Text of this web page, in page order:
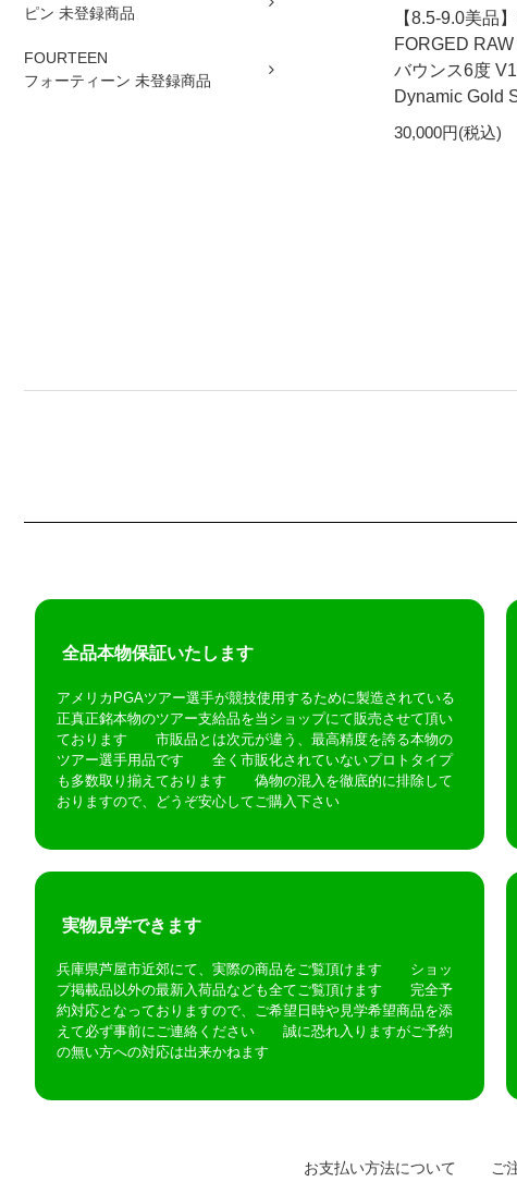
ピン 未登録商品
FOURTEEN
フォーティーン 未登録商品
【8.5-9.0美品
FORGED
バウンス6度
Dynamic Gold
30,000円(税込)
全品本物保証いたします
アメリカPGAツアー選手が競技使用するために製造されている
正真正銘本物のツアー支給品を当ショップにて販売させて頂い
ております 市販品とは次元が違う、最高精度を誇る本物の
ツアー選手用品です 全く市販化されていないプロトタイプ
も多数取り揃えております 偽物の混入を徹底的に排除して
おりますので、どうぞ安心してご購入下さい
実物見学できます
兵庫県芦屋市近郊にて、実際の商品をご覧頂けます ショッ
プ掲載品以外の最新入荷品なども全てご覧頂けます 完全予
約対応となっておりますので、ご希望日時や見学希望商品を添
えて必ず事前にご連絡ください 誠に恐れ入りますがご予約
の無い方への対応は出来かねます
お支払い方法について ご